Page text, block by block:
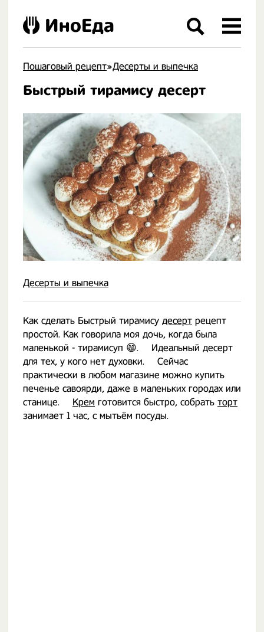
Пошаговый рецепт»Десерты и выпечка
Быстрый тирамису десерт
Десерты и выпечка
Как сделать Быстрый тирамису десерт рецепт
простой. Как говорила моя дочь, когда была
маленькой - тирамисуп 😁. ⠀ Идеальный десерт
для тех, у кого нет духовки. ⠀ Сейчас
практически в любом магазине можно купить
печенье савоярди, даже в маленьких городах или
станице. ⠀ Крем готовится быстро, собрать торт
занимает 1 час, с мытьём посуды.
ИноЕда